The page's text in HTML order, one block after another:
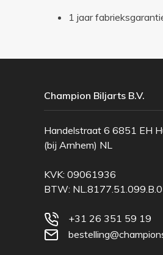
1 jaar
Champion Biljarts B.V.
Handelstraat 6 6851 EH
(bij Arnhem) NL
KVK: 09061936
BTW:
+31 26 351 59 19